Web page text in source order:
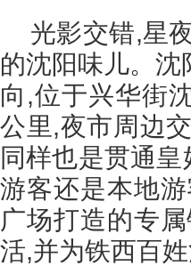
光影交错,星
的沈阳味儿。
向,位于兴华街
公里,夜市周边
同样也是贯通
游客还是本地
广场打造的专
活,并为铁西百